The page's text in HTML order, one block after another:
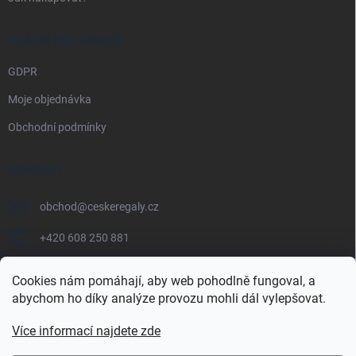
Cookies nám pomáhají, aby web pohodlně fungoval, a
abychom ho díky analýze provozu mohli dál vylepšovat.
Více informací najdete zde
PRÁVNÍ INFORMACE
GDPR
Moje objednávka
Obchodní podmínky
KONTAKT
obchod@ceskeregaly.cz
+420 608 250 881